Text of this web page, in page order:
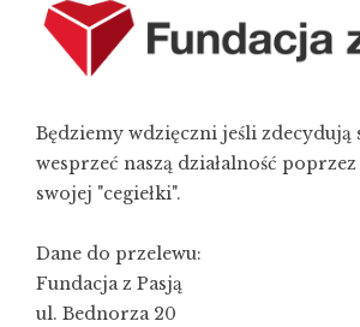
Będziemy wdzięczni jeśli zdecydują
wesprzeć naszą działalność
swojej "cegiełki".
Dane do przelewu:
Fundacja z Pasją
ul. Bednorza 20